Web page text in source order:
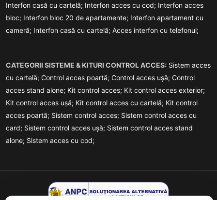
Interfon casă cu cartelă; Interfon acces cu cod; Interfon acces
bloc; Interfon bloc 20 de apartamente; Interfon apartament cu
cameră; Interfon casă cu cartelă; Acces interfon cu telefonul;
CATEGORII SISTEME & KITURI CONTROL ACCES: Sistem acces
cu cartelă; Control acces poartă; Control acces ușă; Control
acces stand alone; Kit control acces; Kit control acces exterior;
Kit control acces ușă; Kit control acces cu cartelă; Kit control
acces poartă; Sistem control acces; Sistem control acces cu
card; Sistem control acces ușă; Sistem control acces stand
alone; Sistem acces cu cod;